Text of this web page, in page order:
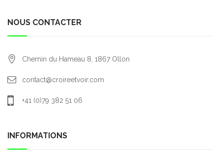
NOUS CONTACTER
Chemin du Hameau 8, 1867 Ollon
contact@croireetvoir.com
+41 (0)79 382 51 06
INFORMATIONS